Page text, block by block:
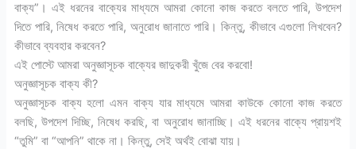
বাক্য”। এই ধরনের বাক্যের মাধ্যমে আমরা কোনো কাজ করতে বলতে পারি, উপদেশ
দিতে পারি, নিষেধ করতে পারি, অনুরোধ জানাতে পারি। কিন্তু, কীভাবে এগুলো লিখবেন?
কীভাবে ব্যবহার করবেন?
এই পোস্টে আমরা অনুজ্ঞাসূচক বাক্যের জাদুকরী খুঁজে বের করবো!
অনুজ্ঞাসূচক বাক্য কী?
অনুজ্ঞাসূচক বাক্য হলো এমন বাক্য যার মাধ্যমে আমরা কাউকে কোনো কাজ করতে
বলছি, উপদেশ দিচ্ছি, নিষেধ করছি, বা অনুরোধ জানাচ্ছি। এই ধরনের বাক্যে প্রায়শই
“তুমি” বা “আপনি” থাকে না। কিন্তু, সেই অর্থই বোঝা যায়।